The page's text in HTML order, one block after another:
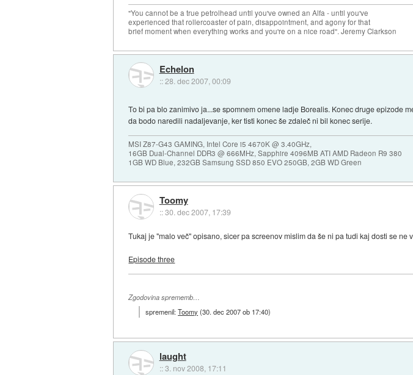
"You cannot be a true petrolhead until you've owned an Alfa - until you've
experienced that rollercoaster of pain, disappointment, and agony for that
brief moment when everything works and you're on a nice road". Jeremy Clarkson
Echelon
::28. dec 2007, 00:09
To bi pa blo zanimivo ja...se spomnem omene ladje Borealis. Konec druge epizode
da bodo naredili nadaljevanje, ker tisti konec še zdaleč ni bil konec serije.
MSI Z87-G43 GAMING, Intel Core i5 4670K @ 3.40GHz,
16GB Dual-Channel DDR3 @ 666MHz, Sapphire 4096MB ATI AMD Radeon R9 380
1GB WD Blue, 232GB Samsung SSD 850 EVO 250GB, 2GB WD Green
Toomy
::30. dec 2007, 17:39
Tukaj je "malo več" opisano, sicer pa screenov mislim da še ni pa tudi kaj dosti se ne
Episode three
Zgodovina sprememb…
spremenil:Toomy (30. dec 2007 ob 17:40)
laught
::3. nov 2008, 17:11